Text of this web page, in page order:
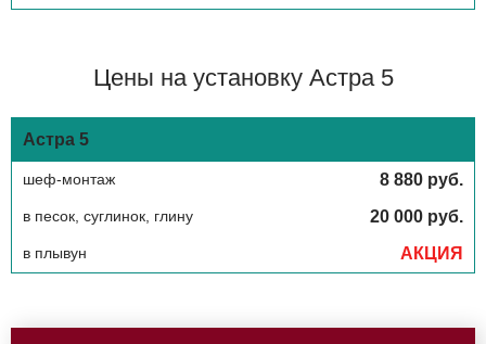
Цены на установку Астра 5
Астра 5
шеф-монтаж 8 880 руб.
в песок, суглинок, глину 20 000 руб.
в плывун АКЦИЯ